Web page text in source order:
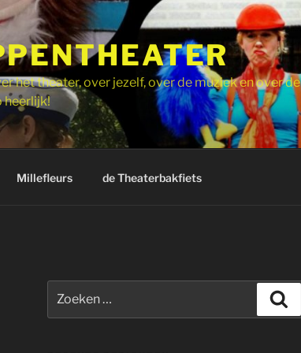
het theater, over jezelf, over de muziek en over de
heerlijk!
Millefleurs de Theaterbakfiets
naar: